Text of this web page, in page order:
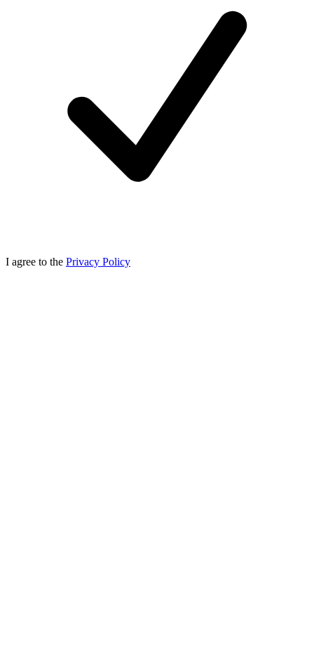
I agree to the Privacy Policy